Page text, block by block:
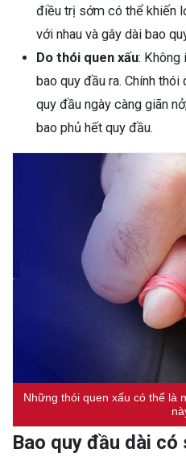
điều trị sớm có thể khiến
với nhau và gây dài bao
Do thói quen xấu: Không
bao quy đầu ra. Chính
quy đầu ngày càng giãn
bao phủ hết quy đầu.
Những thói quen xấu có thể là
Bao quy đầu dài có